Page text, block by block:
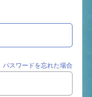
パスワードを忘れた場合